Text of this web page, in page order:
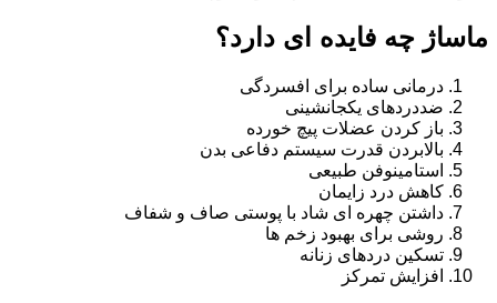
ماساژ چه فایده ای دارد؟
درمانی ساده برای افسردگی
ضددردهای یکجانشینی
باز کردن عضلات پیچ خورده
بالابردن قدرت سیستم دفاعی بدن
استامینوفن طبیعی
کاهش درد زایمان
داشتن چهره ای شاد با پوستی صاف و شفاف
روشی برای بهبود زخم ها
تسکین دردهای زنانه
افزایش تمرکز